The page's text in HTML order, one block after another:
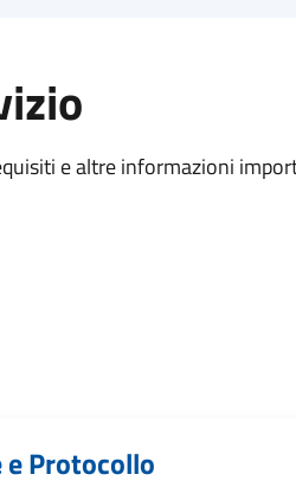
e altre informazioni
Protocollo